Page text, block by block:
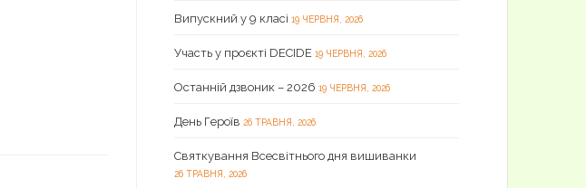
Випускний у 9 класі 19 ЧЕРВНЯ, 2026
Участь у проєкті DECIDE 19 ЧЕРВНЯ, 2026
Останній дзвоник – 2026 19 ЧЕРВНЯ, 2026
День Героїв 26 ТРАВНЯ, 2026
Святкування Всесвітнього дня вишиванки
26 ТРАВНЯ, 2026